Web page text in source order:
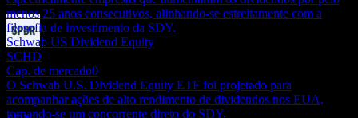
Pagamento de dividendos
24
SEP 27
State Street SPDR S&P Dividend
Estimado
menos 25 anos consecutivos, alinhando-se estreitamente com a
filosofia de investimento da SDY.
Schwab US Dividend Equity
SCHD
Cap. de mercado0
O Schwab U.S. Dividend Equity ETF foi projetado para
acompanhar ações de alto rendimento de dividendos nos EUA,
tornando-se um concorrente direto do SDY.